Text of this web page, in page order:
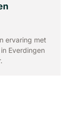
ervaring met
Everdingen